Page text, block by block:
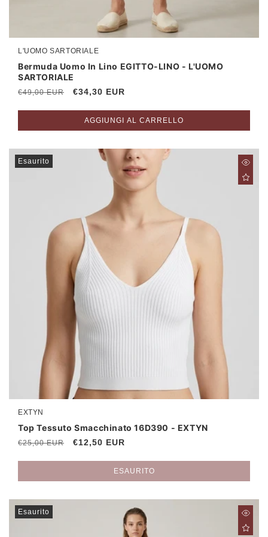
Produttore:
L'UOMO SARTORIALE
Bermuda Uomo In Lino EGITTO-LINO - L'UOMO
SARTORIALE
Prezzo
€49,00 EUR
Prezzo
€34,30 EUR
AGGIUNGI AL CARRELLO
Esaurito
Produttore:
EXTYN
Top Tessuto Smacchinato 16D390 - EXTYN
Prezzo
€25,00 EUR
Prezzo
€12,50 EUR
ESAURITO
Esaurito